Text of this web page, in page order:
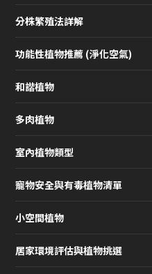
分株繁殖法詳解
功能性植物推薦 (淨化空氣)
和諧植物
多肉植物
室內植物類型
寵物安全與有毒植物清單
小空間植物
居家環境評估與植物挑選